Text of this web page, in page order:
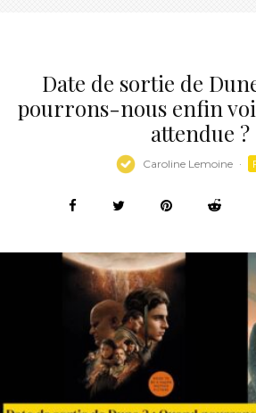
Date de sortie de
pourrons-nous enfin
attendue ?
Caroline Lemoine ·